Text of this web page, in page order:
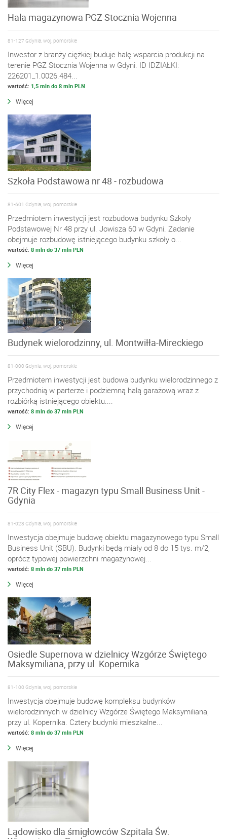
Hala magazynowa PGZ Stocznia Wojenna
81-127 Gdynia, woj. pomorskie
Inwestor z branży ciężkiej buduje halę wsparcia produkcji na
terenie PGZ Stocznia Wojenna w Gdyni. ID IDZIAŁKI:
226201_1.0026.484...
wartość: 1,5 mln do 8 mln PLN
Więcej
Szkoła Podstawowa nr 48 - rozbudowa
81-601 Gdynia, woj. pomorskie
Przedmiotem inwestycji jest rozbudowa budynku Szkoły
Podstawowej Nr 48 przy ul. Jowisza 60 w Gdyni. Zadanie
obejmuje rozbudowę istniejącego budynku szkoły o...
wartość: 8 mln do 37 mln PLN
Więcej
Budynek wielorodzinny, ul. Montwiłła-Mireckiego
81-000 Gdynia, woj. pomorskie
Przedmiotem inwestycji jest budowa budynku wielorodzinnego z
przychodnią w parterze i podziemną halą garażową wraz z
rozbiórką istniejącego obiektu....
wartość: 8 mln do 37 mln PLN
Więcej
7R City Flex - magazyn typu Small Business Unit -
Gdynia
81-023 Gdynia, woj. pomorskie
Inwestycja obejmuje budowę obiektu magazynowego typu Small
Business Unit (SBU). Budynki będą miały od 8 do 15 tys. m/2,
oprócz typowej powierzchni magazynowej...
wartość: 8 mln do 37 mln PLN
Więcej
Osiedle Supernova w dzielnicy Wzgórze Świętego
Maksymiliana, przy ul. Kopernika
81-100 Gdynia, woj. pomorskie
Inwestycja obejmuje budowę kompleksu budynków
wielorodzinnych w dzielnicy Wzgórze Świętego Maksymiliana,
przy ul. Kopernika. Cztery budynki mieszkalne...
wartość: 8 mln do 37 mln PLN
Więcej
Lądowisko dla śmigłowców Szpitala Św.